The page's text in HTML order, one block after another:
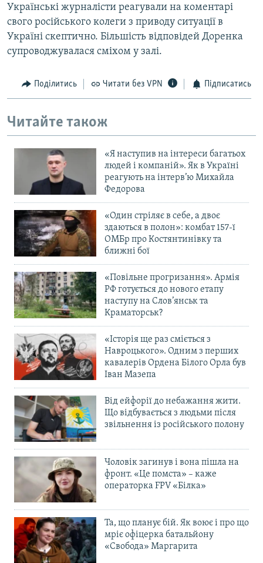
Українські журналісти реагували на коментарі
свого російського колеги з приводу ситуації в
Україні скептично. Більшість відповідей Доренка
супроводжувалася сміхом у залі.
Поділитись Читати без VPN Підписатись
Читайте також
«Я наступив на інтереси багатьох
людей і компаній». Як в Україні
реагують на інтерв’ю Михайла
Федорова
«Один стріляє в себе, а двоє
здаються в полон»: комбат 157-ї
ОМБр про Костянтинівку та
ближні бої
«Повільне прогризання». Армія
РФ готується до нового етапу
наступу на Слов’янськ та
Краматорськ?
«Історія ще раз сміється з
Навроцького». Одним з перших
кавалерів Ордена Білого Орла був
Іван Мазепа
Від ейфорії до небажання жити.
Що відбувається з людьми після
звільнення із російського полону
Чоловік загинув і вона пішла на
фронт. «Це помста» – каже
операторка FPV «Білка»
Та, що планує бій. Як воює і про що
мріє офіцерка батальйону
«Свобода» Маргарита